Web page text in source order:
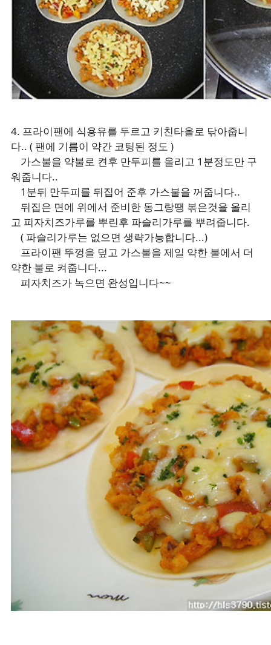
4. 프라이팬에 식용유를 두르고 키친타올로 닦아줍니
다.. ( 팬에 기름이 약간 코팅된 정도 )
가스불을 약불로 켠후 만두피를 올리고 1분정도만 구
워줍니다..
1분뒤 만두피를 뒤집어 준후 가스불을 꺼줍니다..
뒤집은 면에 위에서 준비한 동그랑땡 볶은것을 올리
고 피자치즈가루를 뿌린후 파슬리가루를 뿌려줍니다.
( 파슬리가루는 없으면 생략가능합니다...)
프라이팬 뚜껑을 덮고 가스불을 제일 약한 불에서 더
약한 불로 켜줍니다...
피자치즈가 녹으면 완성입니다~~